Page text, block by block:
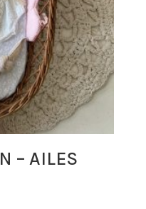
– AILES